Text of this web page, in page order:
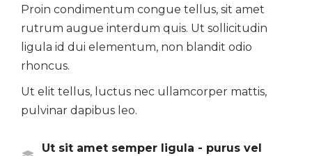
Proin condimentum congue tellus, sit amet
rutrum augue interdum quis. Ut sollicitudin
ligula id dui elementum, non blandit odio
rhoncus.
Ut elit tellus, luctus nec ullamcorper mattis,
pulvinar dapibus leo.
Ut sit amet semper ligula - purus vel